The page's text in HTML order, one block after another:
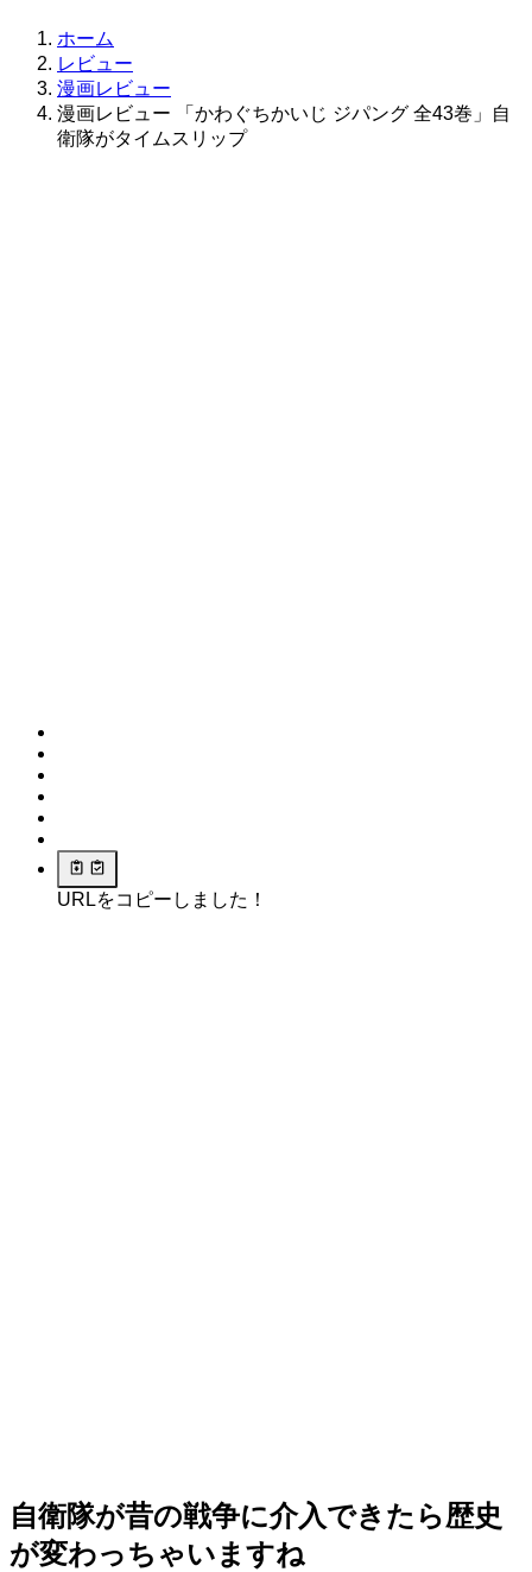
ホーム
レビュー
漫画レビュー
漫画レビュー 「かわぐちかいじ ジパング 全43巻」自
衛隊がタイムスリップ
URLをコピーしました！
自衛隊が昔の戦争に介入できたら歴史
が変わっちゃいますね